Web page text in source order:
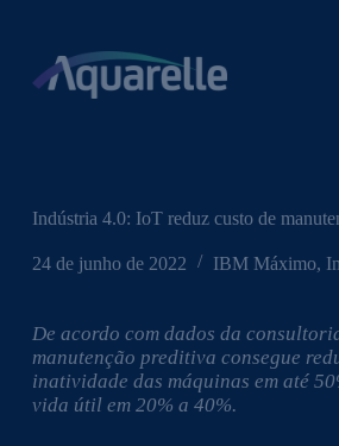
ú
d
Indústria 4.0: IoT reduz custo de
24 de junho de 2022 IBM Máximo,
De acordo com dados da
manutenção preditiva consegue
inatividade das máquinas em até
vida útil em 20% a 40%.